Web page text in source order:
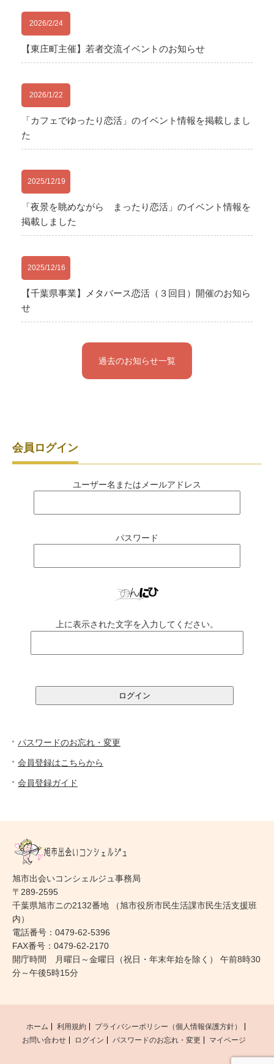
2026/2/24
【東庄町主催】若者交流イベントのお知らせ
2026/1/22
「カフェでゆったり恋活」のイベント情報を掲載しまし
た
2025/12/19
「夜景を眺めながら まったり恋活」のイベント情報を
掲載しました
2025/12/16
【千葉県事業】メタバース恋活（３回目）開催のお知ら
せ
過去のお知らせ一覧
会員ログイン
ユーザー名またはメールアドレス
パスワード
上に表示された文字を入力してください。
パスワードのお忘れ・変更
会員登録はこちらから
会員登録ガイド
旭市出会いコンシェルジュ事務局
〒289-2595
千葉県旭市ニの2132番地 （旭市役所市民生活課市民生活支援班
内）
電話番号：0479-62-5396
FAX番号：0479-62-2170
開庁時間 月曜日～金曜日（祝日・年末年始を除く） 午前8時30
分～午後5時15分
ホーム 利用規約
プライバシーポリシー（個人情報保護方針）
お問い合わせ
ログイン パスワードのお忘れ・変更 マイページ